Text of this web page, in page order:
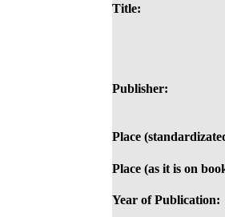
Title:
Publisher:
Place
Place (as it is on
Year of Publication: